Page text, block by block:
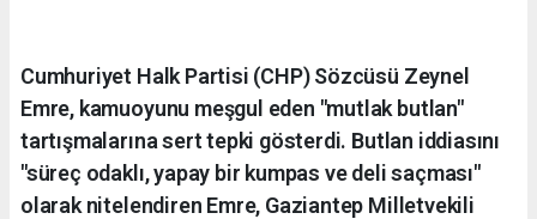
Cumhuriyet Halk Partisi (CHP) Sözcüsü Zeynel
Emre, kamuoyunu meşgul eden "mutlak butlan"
tartışmalarına sert tepki gösterdi. Butlan iddiasını
"süreç odaklı, yapay bir kumpas ve deli saçması"
olarak nitelendiren Emre, Gaziantep Milletvekili